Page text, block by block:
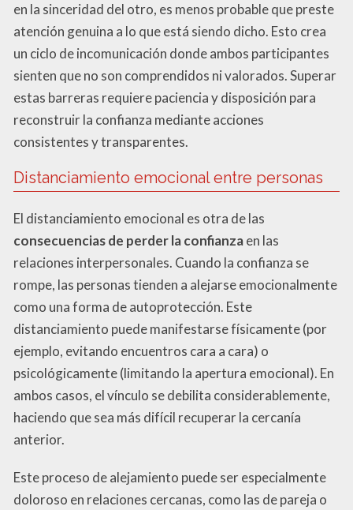
en la sinceridad del otro, es menos probable que preste
atención genuina a lo que está siendo dicho. Esto crea
un ciclo de incomunicación donde ambos participantes
sienten que no son comprendidos ni valorados. Superar
estas barreras requiere paciencia y disposición para
reconstruir la confianza mediante acciones
consistentes y transparentes.
Distanciamiento emocional entre personas
El distanciamiento emocional es otra de las
consecuencias de perder la confianzaen las
relaciones interpersonales. Cuando la confianza se
rompe, las personas tienden a alejarse emocionalmente
como una forma de autoprotección. Este
distanciamiento puede manifestarse físicamente (por
ejemplo, evitando encuentros cara a cara) o
psicológicamente (limitando la apertura emocional). En
ambos casos, el vínculo se debilita considerablemente,
haciendo que sea más difícil recuperar la cercanía
anterior.
Este proceso de alejamiento puede ser especialmente
doloroso en relaciones cercanas, como las de pareja o